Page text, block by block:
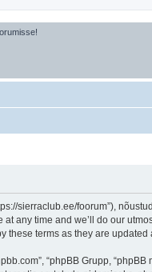
sierraclub.ee/foorum”),
any time and we’ll do our
these terms as they are updated
“phpBB Grupp,